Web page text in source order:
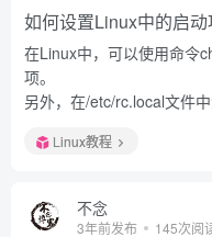
如何设置Linux中的启动
在Linux中，可以使用命令
项。
另外，在/etc/rc.local文件
Linux教程
不念
3年前发布 145次阅